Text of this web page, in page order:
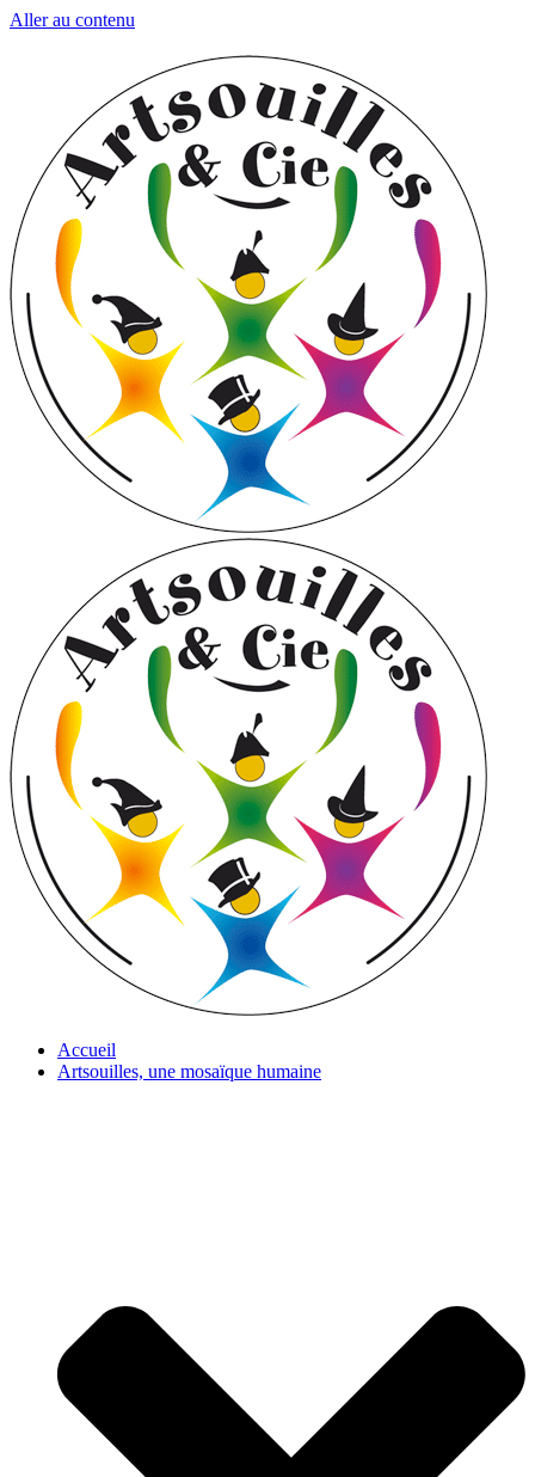
Aller au contenu
Accueil
Artsouilles, une mosaïque humaine